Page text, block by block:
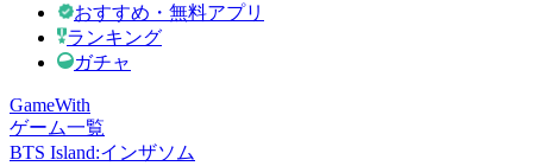
おすすめ・無料アプリ
ランキング
ガチャ
GameWith
ゲーム一覧
BTS Island:インザソム